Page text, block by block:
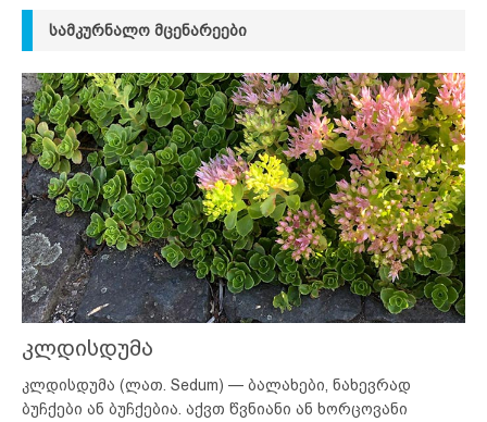
ᲡᲐᲛᲙᲣᲠᲜᲐᲚᲝ ᲛᲪᲔᲜᲐᲠᲔᲔᲑᲘ
კლდისდუმა
კლდისდუმა (ლათ. Sedum) — ბალახები, ნახევრად
ბუჩქები ან ბუჩქებია. აქვთ წვნიანი ან ხორცოვანი